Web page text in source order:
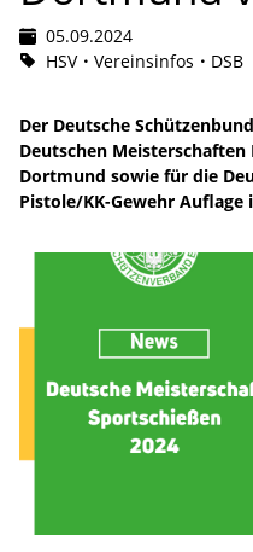
05.09.2024
HSV
Vereinsinfos DSB
Der Deutsche
Deutschen
Dortmund sowie für die
Pistole/KK-Gewehr